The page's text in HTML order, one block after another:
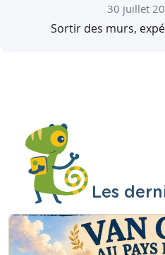
30 juillet
Sortir des murs,
Les